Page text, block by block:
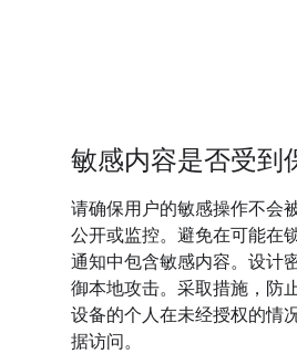
敏感内容是否受到
请确保用户的敏感操作不会
公开或监控。避免在可能在
通知中包含敏感内容。设计
御本地攻击。采取措施，防
设备的个人在未经授权的情
据访问。